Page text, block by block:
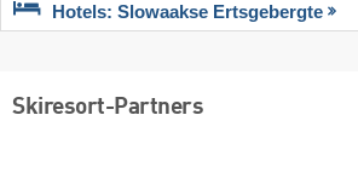
Hotels: Slowaakse Ertsgebergte
Skiresort-Partners